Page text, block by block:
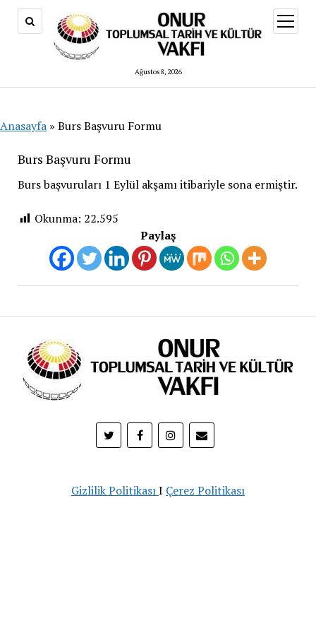
Ağustos 8, 2026
aç
Anasayfa » Burs Başvuru Formu
Burs Başvuru Formu
Burs başvuruları 1 Eylül akşamı itibariyle sona ermiştir.
Okunma: 22.595
Paylaş
Gizlilik PolitikasıI Çerez Politikası